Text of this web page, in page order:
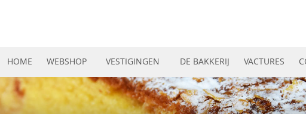
HOME
WEBSHOP VESTIGINGEN DE BAKKERIJ VACTURES